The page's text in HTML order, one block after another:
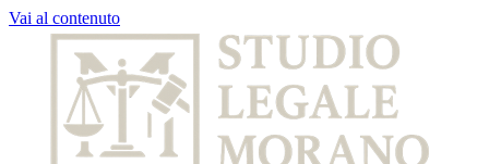
Vai al contenuto